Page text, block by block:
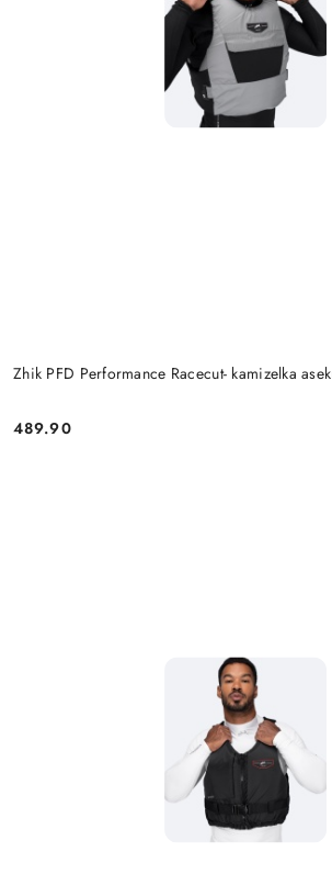
Zhik PFD Performance Racecut- kamizelka
Cena:
489.90